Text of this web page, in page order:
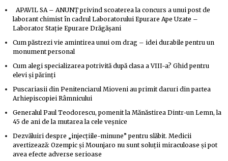
APAVIL SA – ANUNȚ privind scoaterea la concurs a unui post de
laborant chimist în cadrul Laboratorului Epurare Ape Uzate –
Laborator Stație Epurare Drăgășani
Cum păstrezi vie amintirea unui om drag – idei durabile pentru un
monument personal
Cum alegi specializarea potrivită după clasa a VIII-a? Ghid pentru
elevi și părinți
Puscariasii din Penitenciarul Mioveni au primit daruri din partea
Arhiepiscopiei Râmnicului
Generalul Paul Teodorescu, pomenit la Mănăstirea Dintr-un Lemn, la
45 de ani de la mutarea la cele veșnice
Dezvăluiri despre „injecțiile-minune” pentru slăbit. Medicii
avertizează: Ozempic și Mounjaro nu sunt soluții miraculoase și pot
avea efecte adverse serioase